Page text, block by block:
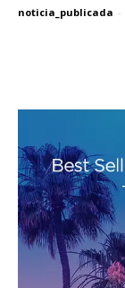
noticia_publicada -